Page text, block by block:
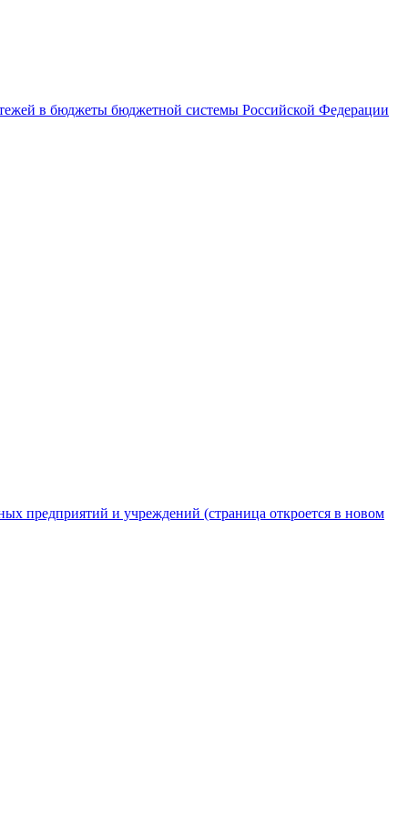
в бюджеты бюджетной системы Российской Федерации